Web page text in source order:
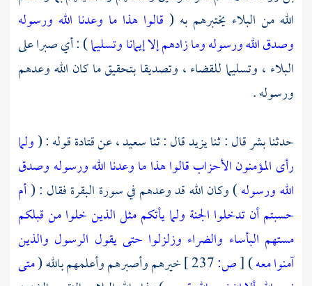
الله من البلاء يختبرهم به ( قالوا هذا ما وعدنا الله ورسوله
وصدق الله ورسوله وما زادهم إلا إيمانا وتسليما) : أي صبرا على
البلاء ، وتسليما للقضاء ، وتصديقا بتحقيق ما كان الله وعدهم
ورسوله .
حدثنابشرقال : ثنايزيدقال : ثناسعيد ،عنقتادةقوله : (ولما
رأى المؤمنون الأحزاب قالوا هذا ما وعدنا الله ورسوله وصدق
الله ورسوله) وكان الله قد وعدهم في سورة البقرة فقال : (أم
حسبتم أن تدخلوا الجنة ولما يأتكم مثل الذين خلوا من قبلكم
مستهم البأساء والضراء وزلزلوا حتى يقول الرسول والذين
آمنوا معه)
[ص: خيرهم وأصبرهم وأعلمهم بالله (متى